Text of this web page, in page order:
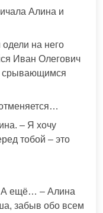
Алина и
на него
Иван Олегович
срывающимся
– Я хочу
тобой – это
А ещё… – Алина
забыв обо всем